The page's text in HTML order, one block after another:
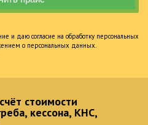
и даю согласие на обработку персональных
о персональных данных.
стоимости
кессона, КНС,